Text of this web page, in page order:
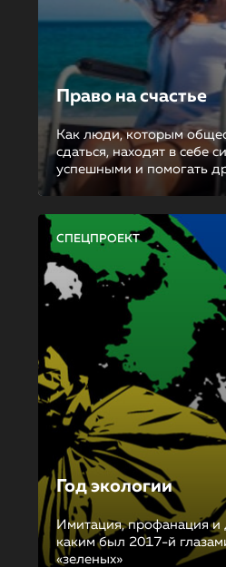
Право на счастье
Как люди, которым
сдаться, находят в себе
успешными и помогать
СПЕЦПРОЕКТ
Год экологии
Имитация, профанация и
каким был 2017-й
«зеленых»